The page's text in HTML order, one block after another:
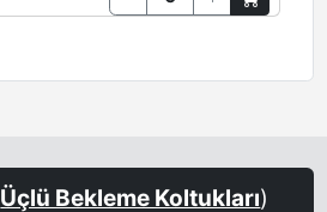
Üçlü Bekleme Koltukları)